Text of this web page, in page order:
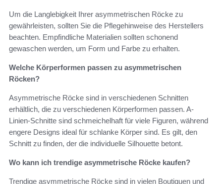
Um die Langlebigkeit Ihrer asymmetrischen Röcke zu
gewährleisten, sollten Sie die Pflegehinweise des Herstellers
beachten. Empfindliche Materialien sollten schonend
gewaschen werden, um Form und Farbe zu erhalten.
Welche Körperformen passen zu asymmetrischen
Röcken?
Asymmetrische Röcke sind in verschiedenen Schnitten
erhältlich, die zu verschiedenen Körperformen passen. A-
Linien-Schnitte sind schmeichelhaft für viele Figuren, während
engere Designs ideal für schlanke Körper sind. Es gilt, den
Schnitt zu finden, der die individuelle Silhouette betont.
Wo kann ich trendige asymmetrische Röcke kaufen?
Trendige asymmetrische Röcke sind in vielen Boutiquen und